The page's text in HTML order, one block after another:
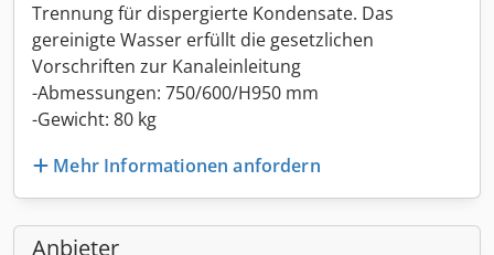
Trennung für dispergierte Kondensate. Das
gereinigte Wasser erfüllt die gesetzlichen
Vorschriften zur Kanaleinleitung
-Abmessungen: 750/600/H950 mm
-Gewicht: 80 kg
Mehr Informationen anfordern
Anbieter